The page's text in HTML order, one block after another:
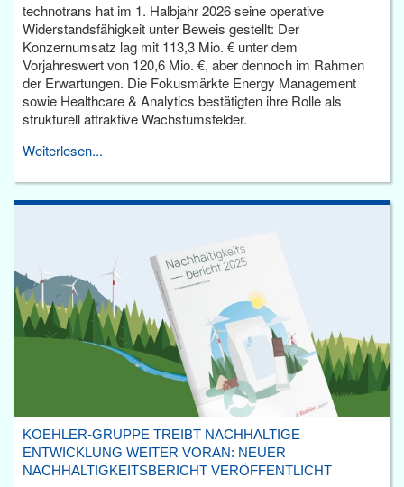
technotrans hat im 1. Halbjahr 2026 seine operative
Widerstandsfähigkeit unter Beweis gestellt: Der
Konzernumsatz lag mit 113,3 Mio. € unter dem
Vorjahreswert von 120,6 Mio. €, aber dennoch im Rahmen
der Erwartungen. Die Fokusmärkte Energy Management
sowie Healthcare & Analytics bestätigten ihre Rolle als
strukturell attraktive Wachstumsfelder.
Weiterlesen...
KOEHLER-GRUPPE TREIBT NACHHALTIGE
ENTWICKLUNG WEITER VORAN: NEUER
NACHHALTIGKEITSBERICHT VERÖFFENTLICHT